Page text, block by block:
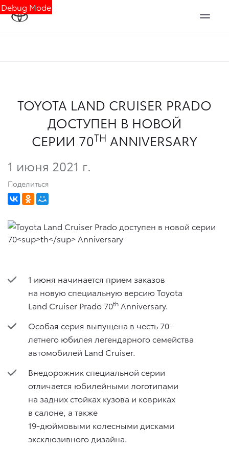
Debug Mode
TOYOTA LAND CRUISER PRADO
ДОСТУПЕН В НОВОЙ
СЕРИИ 70TH ANNIVERSARY
1 июня 2021 г.
Поделиться
1 июня начинается прием заказов
на новую специальную версию Toyota
Land Cruiser Prado 70th Anniversary.
Особая серия выпущена в честь 70-
летнего юбилея легендарного семейства
автомобилей Land Cruiser.
Внедорожник специальной серии
отличается юбилейными логотипами
на задних стойках кузова и ковриках
в салоне, а также
19-дюймовыми колесными дисками
эксклюзивного дизайна.